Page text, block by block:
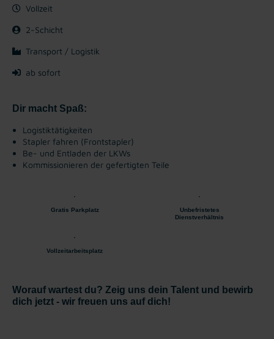
Vollzeit
2-Schicht
Transport / Logistik
ab sofort
Dir macht Spaß:
Logistiktätigkeiten
Stapler fahren (Frontstapler)
Be- und Entladen der LKWs
Kommissionieren der gefertigten Teile
Gratis Parkplatz
Unbefristetes
Dienstverhältnis
Vollzeitarbeitsplatz
Worauf wartest du? Zeig uns dein Talent und bewirb
dich jetzt - wir freuen uns auf dich!